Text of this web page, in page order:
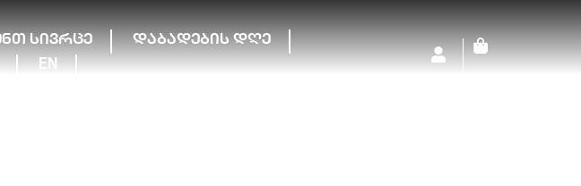
სივრცე
დაბადების დღე
EN
Cart